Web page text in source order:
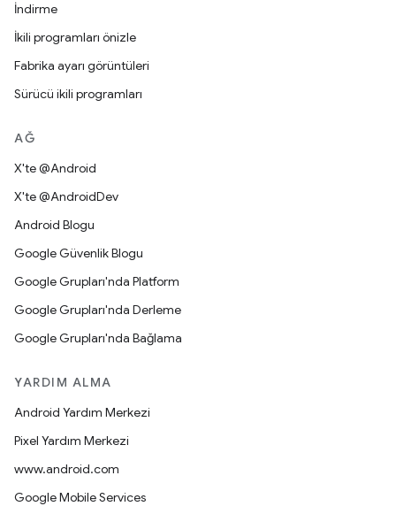
İndirme
İkili programları önizle
Fabrika ayarı görüntüleri
Sürücü ikili programları
AĞ
X'te @Android
X'te @AndroidDev
Android Blogu
Google Güvenlik Blogu
Google Grupları'nda Platform
Google Grupları'nda Derleme
Google Grupları'nda Bağlama
YARDIM ALMA
Android Yardım Merkezi
Pixel Yardım Merkezi
www.android.com
Google Mobile Services